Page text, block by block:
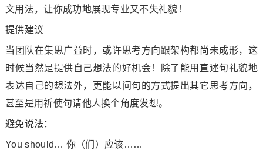
文用法，让你成功地展现专业又不失礼貌！
提供建议
当团队在集思广益时，或许思考方向跟架构都尚未成形，这
时候当然是提供自己想法的好机会！除了能用直述句礼貌地
表达自己的想法外，更能以问句的方式提出其它思考方向，
甚至是用祈使句请他人换个角度发想。
避免说法：
You should… 你（们）应该……